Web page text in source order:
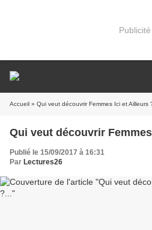
Publicité
Accueil » Qui veut découvrir Femmes Ici et Ailleurs
Qui veut découvrir
Publié le 15/09/2017 à 16:31
Par Lectures26